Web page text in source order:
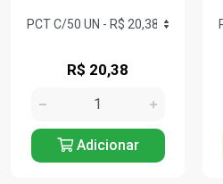
R$ 20,38
Adicionar